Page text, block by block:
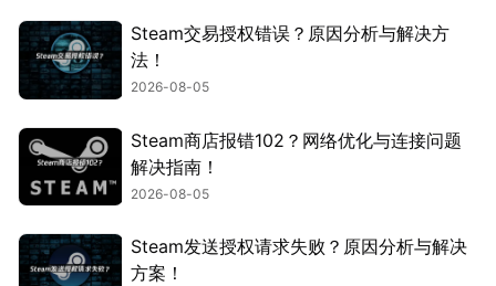
Steam交易授权错误？原因分析与解决方
法！
2026-08-05
Steam商店报错102？网络优化与连接问题
解决指南！
2026-08-05
Steam发送授权请求失败？原因分析与解决
方案！